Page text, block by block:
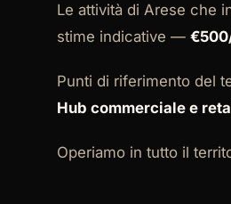
Le attività di Arese che
stime indicative —
Punti di riferimento del
Hub commerciale e
Operiamo in tutto il